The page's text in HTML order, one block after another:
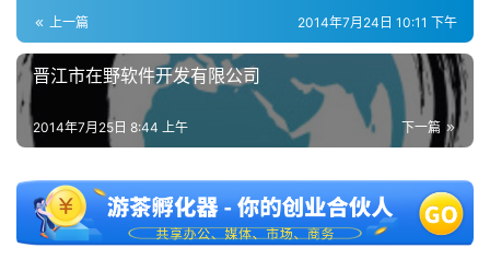
2
0
2
5
第
三
届
金
上一篇 2014年7月24日 10:11 下午
晋江市在野软件开发有限公司
下一篇
2014年7月25日 8:44 上午